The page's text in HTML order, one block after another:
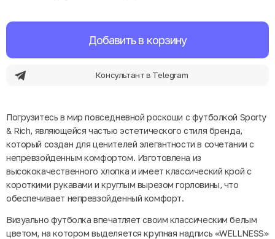
Добавить в корзину
Консультант в Telegram
Погрузитесь в мир повседневной роскоши с футболкой Sporty
& Rich, являющейся частью эстетического стиля бренда,
который создан для ценителей элегантности в сочетании с
непревзойденным комфортом. Изготовлена из
высококачественного хлопка и имеет классический крой с
короткими рукавами и круглым вырезом горловины, что
обеспечивает непревзойденный комфорт.
Визуально футболка впечатляет своим классическим белым
цветом, на котором выделяется крупная надпись «WELLNESS»